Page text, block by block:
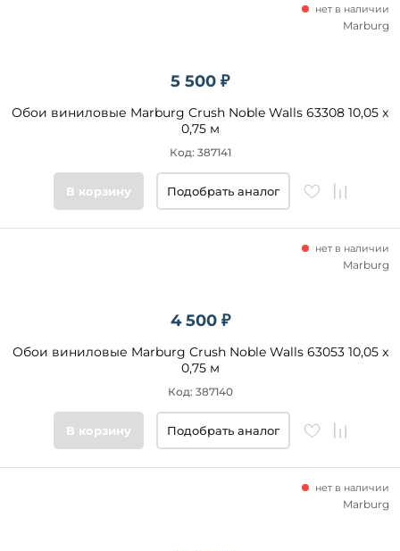
5 500 ₽
Обои виниловые Marburg Crush Noble Walls 63308 10,05 x
0,75 м
нет в наличии
Код: 387141
Marburg
В корзину Подобрать аналог
4 500 ₽
Обои виниловые Marburg Crush Noble Walls 63053 10,05 x
0,75 м
нет в наличии
Код: 387140
Marburg
В корзину Подобрать аналог
нет в наличии
Marburg